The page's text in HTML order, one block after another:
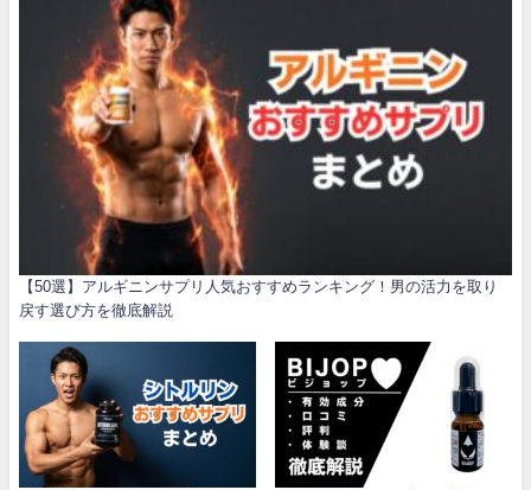
【50選】アルギニンサプリ人気おすすめランキング！男の活力を取り
戻す選び方を徹底解説